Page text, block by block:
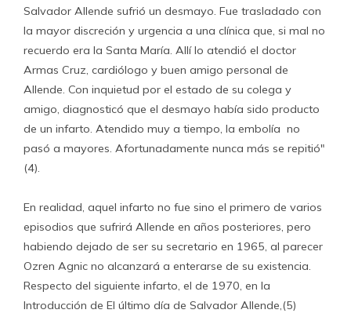
Salvador Allende sufrió un desmayo. Fue trasladado con
la mayor discreción y urgencia a una clínica que, si mal no
recuerdo era la Santa María. Allí lo atendió el doctor
Armas Cruz, cardiólogo y buen amigo personal de
Allende. Con inquietud por el estado de su colega y
amigo, diagnosticó que el desmayo había sido producto
de un infarto. Atendido muy a tiempo, la embolía no
pasó a mayores. Afortunadamente nunca más se repitió"
(4).
En realidad, aquel infarto no fue sino el primero de varios
episodios que sufrirá Allende en años posteriores, pero
habiendo dejado de ser su secretario en 1965, al parecer
Ozren Agnic no alcanzará a enterarse de su existencia.
Respecto del siguiente infarto, el de 1970, en la
Introducción de El último día de Salvador Allende,(5)